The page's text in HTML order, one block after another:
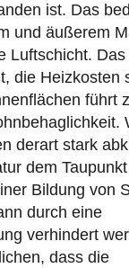
ist. Das
und äußerem
Luftschicht.
die Heizkosten
führt
derart stark
dem
Bildung von
durch eine
verhindert
dass die